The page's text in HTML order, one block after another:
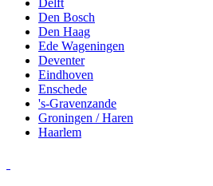
Delft
Den Bosch
Den Haag
Ede Wageningen
Deventer
Eindhoven
Enschede
's-Gravenzande
Groningen / Haren
Haarlem